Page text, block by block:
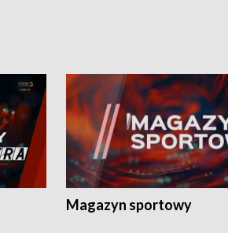
Magazyn sportowy